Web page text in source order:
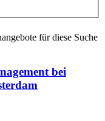
für diese Suche
bei